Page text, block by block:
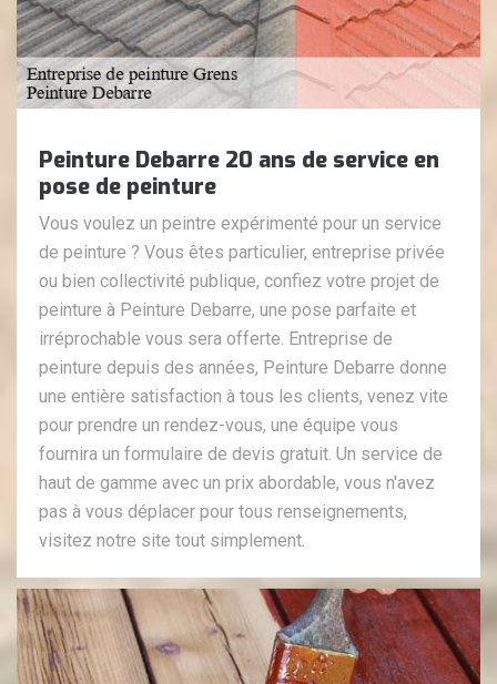
Peinture Debarre 20 ans de service en
pose de peinture
Vous voulez un peintre expérimenté pour un service
de peinture ? Vous êtes particulier, entreprise privée
ou bien collectivité publique, confiez votre projet de
peinture à Peinture Debarre, une pose parfaite et
irréprochable vous sera offerte. Entreprise de
peinture depuis des années, Peinture Debarre donne
une entière satisfaction à tous les clients, venez vite
pour prendre un rendez-vous, une équipe vous
fournira un formulaire de devis gratuit. Un service de
haut de gamme avec un prix abordable, vous n'avez
pas à vous déplacer pour tous renseignements,
visitez notre site tout simplement.